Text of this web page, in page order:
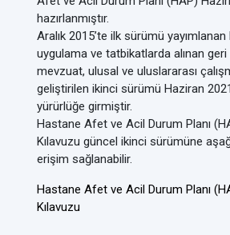
hazırlanmıştır.
Aralık 2015’te ilk sürümü
uygulama ve tatbikatlarda alınan
mevzuat, ulusal ve uluslararası
geliştirilen ikinci sürümü Haziran
yürürlüğe girmiştir.
Hastane Afet ve Acil Durum Planı
Kılavuzu güncel ikinci sürümüne
erişim sağlanabilir.
Hastane Afet ve Acil Durum Planı
Kılavuzu